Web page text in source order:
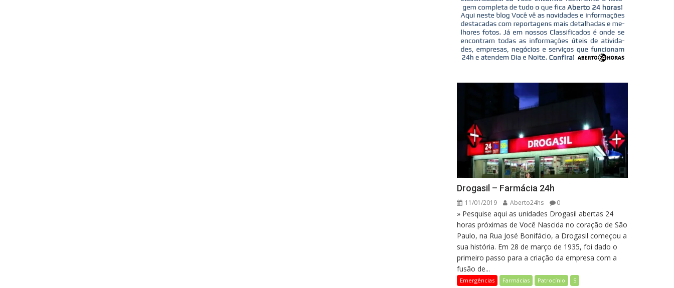
Drogasil – Farmácia 24h
11/01/2019 Aberto24hs 0
» Pesquise aqui as unidades Drogasil abertas 24
horas próximas de Você Nascida no coração de São
Paulo, na Rua José Bonifácio, a Drogasil começou a
sua história. Em 28 de março de 1935, foi dado o
primeiro passo para a criação da empresa com a
fusão de...
Emergências Farmácias Patrocínio S